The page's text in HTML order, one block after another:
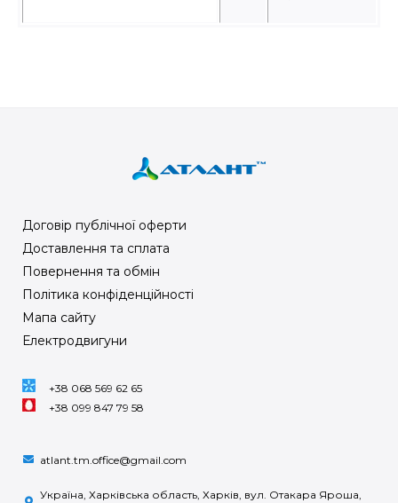
Договір публічної оферти
Доставлення та сплата
Повернення та обмін
Політика конфіденційності
Мапа сайту
Електродвигуни
+38 068 569 62 65
+38 099 847 79 58
atlant.tm.office@gmail.com
Україна, Харківська область, Харків, вул. Отакара Яроша,